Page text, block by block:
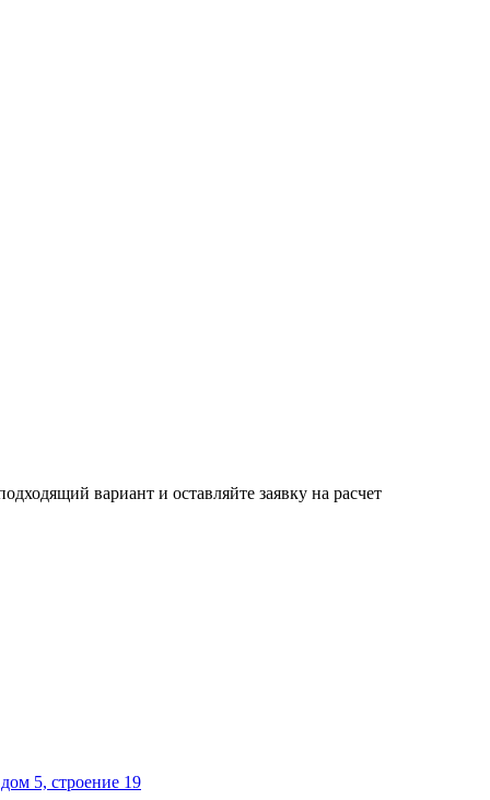
вариант и оставляйте заявку на расчет
5, строение 19